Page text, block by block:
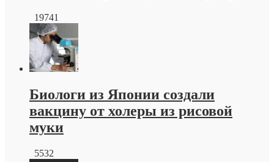
19741
Биологи из Японии создали
вакцину от холеры из рисовой
муки
5532